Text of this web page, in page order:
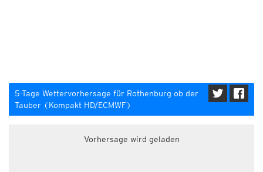
5-Tage Wettervorhersage für Rothenburg ob der
Tauber (Kompakt HD/ECMWF)
Vorhersage wird geladen